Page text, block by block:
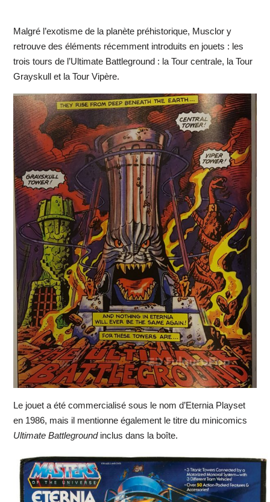
Malgré l’exotisme de la planète préhistorique, Musclor y
retrouve des éléments récemment introduits en jouets : les
trois tours de l’Ultimate Battleground : la Tour centrale, la Tour
Grayskull et la Tour Vipère.
Le jouet a été commercialisé sous le nom d’Eternia Playset
en 1986, mais il mentionne également le titre du minicomics
Ultimate Battlegroundinclus dans la boîte.